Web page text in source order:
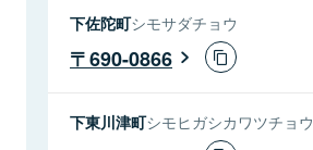
下佐陀町シモサダチョウ
690-0866
下東川津町シモヒガシカワツチョウ